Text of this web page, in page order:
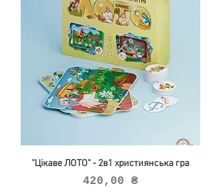
"Цікаве ЛОТО" - 2в1 християнська гра
Ціна
420,00 ₴